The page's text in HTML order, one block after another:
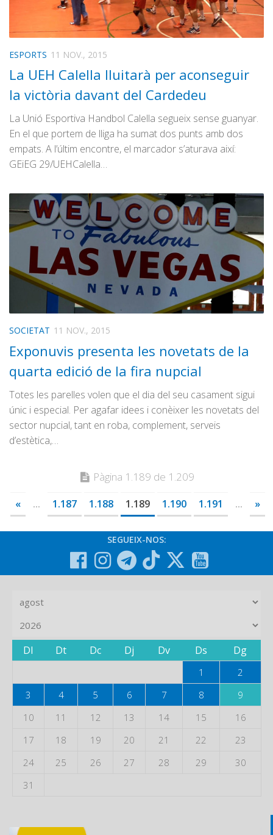
ESPORTS 11 NOV., 2015
La UEH Calella lluitarà per aconseguir
la victòria davant del Cardedeu
La Unió Esportiva Handbol Calella segueix sense guanyar.
En el que portem de lliga ha sumat dos punts amb dos
empats. A l’últim encontre, el marcador s’aturava així:
GEiEG 29/UEHCalella…
SOCIETAT 11 NOV., 2015
Exponuvis presenta les novetats de la
quarta edició de la fira nupcial
Totes les parelles volen que el dia del seu casament sigui
únic i especial. Per agafar idees i conèixer les novetats del
sector nupcial, tant en roba, complement, serveis
d’estètica,…
Pàgina 1.189 de 1.209
« ... 1.187 1.188 1.189 1.190 1.191 ... »
SEGUEIX-NOS:
Dl Dt Dc Dj Dv Ds Dg
1
2
3
4 5 6 7 8
9
10
11 12 13 14 15
16
17
18 19 20 21 22
23
24
25 26 27 28 29
30
31